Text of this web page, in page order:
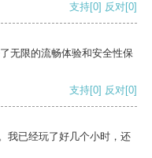
支持[0] 反对[0]
无限的流畅体验和安全性保
支持[0] 反对[0]
我已经玩了好几个小时，还